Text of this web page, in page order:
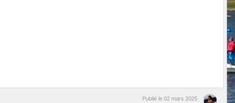
Publié le 02 mars 2025